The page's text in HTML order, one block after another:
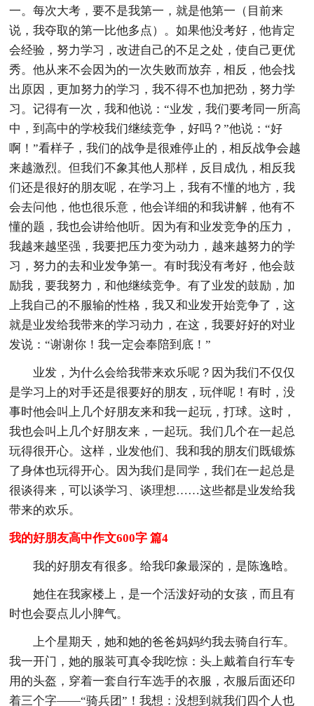
一。每次大考，要不是我第一，就是他第一（目前来
说，我夺取的第一比他多点）。如果他没考好，他肯定
会经验，努力学习，改进自己的不足之处，使自己更优
秀。他从来不会因为的一次失败而放弃，相反，他会找
出原因，更加努力的学习，我不得不也加把劲，努力学
习。记得有一次，我和他说：“业发，我们要考同一所高
中，到高中的学校我们继续竞争，好吗？”他说：“好
啊！”看样子，我们的战争是很难停止的，相反战争会越
来越激烈。但我们不象其他人那样，反目成仇，相反我
们还是很好的朋友呢，在学习上，我有不懂的地方，我
会去问他，他也很乐意，他会详细的和我讲解，他有不
懂的题，我也会讲给他听。因为有和业发竞争的压力，
我越来越坚强，我要把压力变为动力，越来越努力的学
习，努力的去和业发争第一。有时我没有考好，他会鼓
励我，要我努力，和他继续竞争。有了业发的鼓励，加
上我自己的不服输的性格，我又和业发开始竞争了，这
就是业发给我带来的学习动力，在这，我要好好的对业
发说：“谢谢你！我一定会奉陪到底！”
业发，为什么会给我带来欢乐呢？因为我们不仅仅
是学习上的对手还是很要好的朋友，玩伴呢！有时，没
事时他会叫上几个好朋友来和我一起玩，打球。这时，
我也会叫上几个好朋友来，一起玩。我们几个在一起总
玩得很开心。这样，业发他们、我和我的朋友们既锻炼
了身体也玩得开心。因为我们是同学，我们在一起总是
很谈得来，可以谈学习、谈理想……这些都是业发给我
带来的欢乐。
我的好朋友高中作文600字 篇4
我的好朋友有很多。给我印象最深的，是陈逸晗。
她住在我家楼上，是一个活泼好动的女孩，而且有
时也会耍点儿小脾气。
上个星期天，她和她的爸爸妈妈约我去骑自行车。
我一开门，她的服装可真令我吃惊：头上戴着自行车专
用的头盔，穿着一套自行车选手的衣服，衣服后面还印
着三个字——“骑兵团”！我想：没想到就我们四个人也